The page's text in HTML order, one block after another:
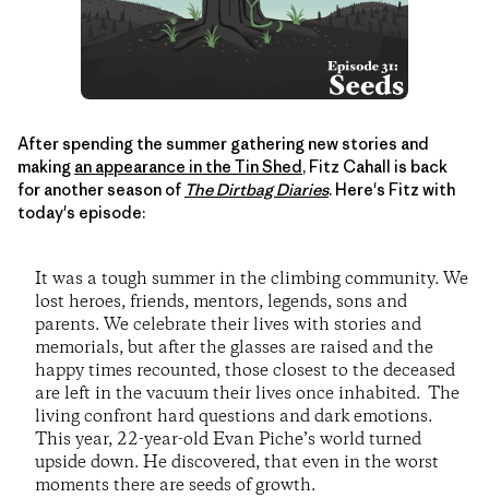
After spending the summer gathering new stories and
making an appearance in the Tin Shed, Fitz Cahall is back
for another season of The Dirtbag Diaries. Here's Fitz with
today's episode:
It was a tough summer in the climbing community. We
lost heroes, friends, mentors, legends, sons and
parents. We celebrate their lives with stories and
memorials, but after the glasses are raised and the
happy times recounted, those closest to the deceased
are left in the vacuum their lives once inhabited. The
living confront hard questions and dark emotions.
This year, 22-year-old Evan Piche’s world turned
upside down. He discovered, that even in the worst
moments there are seeds of growth.